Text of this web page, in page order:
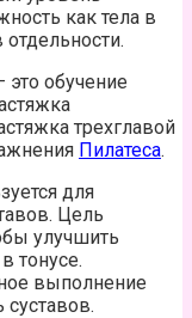
как тела в
отдельности.
обучение
трехглавой
Пилатеса.
для
Цель
улучшить
тонусе.
выполнение
суставов.